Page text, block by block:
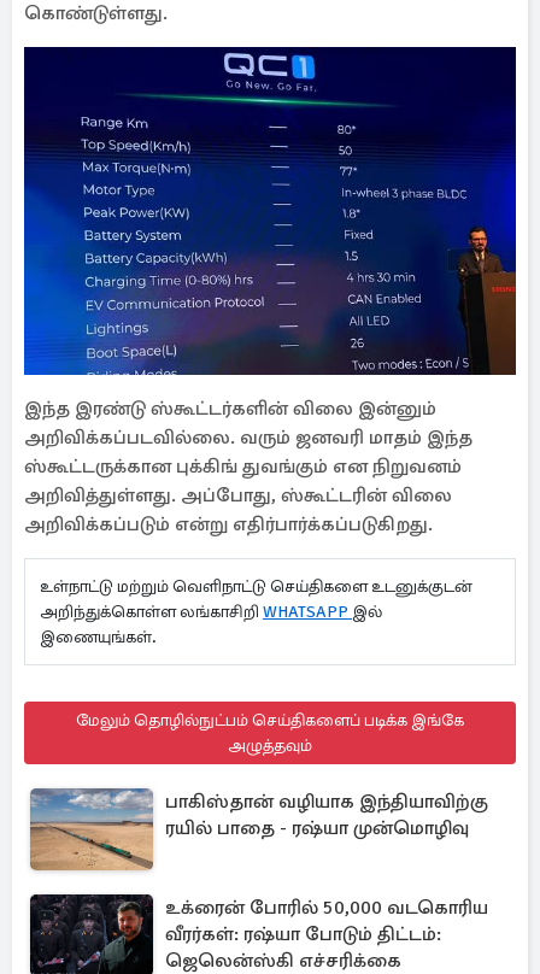
கொண்டுள்ளது.
இந்த இரண்டு ஸ்கூட்டர்களின் விலை இன்னும்
அறிவிக்கப்படவில்லை. வரும் ஜனவரி மாதம் இந்த
ஸ்கூட்டருக்கான புக்கிங் துவங்கும் என நிறுவனம்
அறிவித்துள்ளது. அப்போது, ஸ்கூட்டரின் விலை
அறிவிக்கப்படும் என்று எதிர்பார்க்கப்படுகிறது.
உள்நாட்டு மற்றும் வெளிநாட்டு செய்திகளை உடனுக்குடன்
அறிந்துக்கொள்ள லங்காசிறி WHATSAPP இல்
இணையுங்கள்.
மேலும் தொழில்நுட்பம் செய்திகளைப் படிக்க இங்கே
அழுத்தவும்
பாகிஸ்தான் வழியாக இந்தியாவிற்கு
ரயில் பாதை - ரஷ்யா முன்மொழிவு
உக்ரைன் போரில் 50,000 வடகொரிய
வீரர்கள்: ரஷ்யா போடும் திட்டம்:
ஜெலென்ஸ்கி எச்சரிக்கை